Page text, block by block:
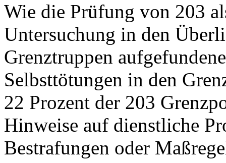
Wie die Prüfung von 203
Untersuchung in den
Grenztruppen
Selbsttötungen in den
22 Prozent der 203
Hinweise auf dienstliche
Bestrafungen oder